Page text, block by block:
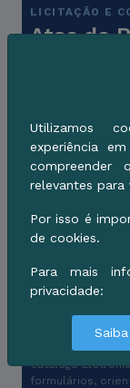
LICITAÇÃO E
Atas de
Este serviço
vigentes do
decorrência dos
LICITAÇÃO E
Modelos
Públicas
Este serviço
Catálogo
formulários,
Utilizamos
experiência
compreender
relevantes para
Por isso é
de cookies.
Para mais
privacidade: